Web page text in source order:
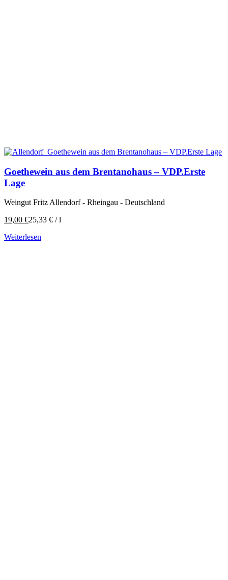
Goethewein aus dem Brentanohaus – VDP.Erste
Lage
Weingut Fritz Allendorf - Rheingau - Deutschland
19,00 €25,33 € /l
Weiterlesen